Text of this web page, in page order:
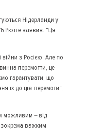
Нідерланди у
Рютте заявив: "Ця
з Росією. Але по
перемогти, це
гарантувати, що
їх до цієї перемоги",
можливим – від
зокрема важким